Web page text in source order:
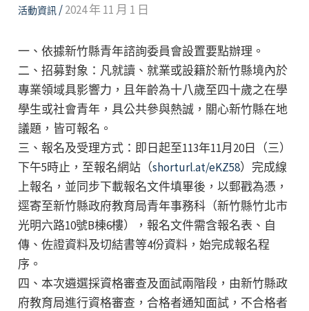
活動資訊/2024 年 11 月 1 日
一、依據新竹縣青年諮詢委員會設置要點辦理。
二、招募對象：凡就讀、就業或設籍於新竹縣境內於
專業領域具影響力，且年齡為十八歲至四十歲之在學
學生或社會青年，具公共參與熱誠，關心新竹縣在地
議題，皆可報名。
三、報名及受理方式：即日起至113年11月20日（三）
下午5時止，至報名網站（shorturl.at/eKZ58）完成線
上報名，並同步下載報名文件填畢後，以郵戳為憑，
逕寄至新竹縣政府教育局青年事務科（新竹縣竹北市
光明六路10號B棟6樓），報名文件需含報名表、自
傳、佐證資料及切結書等4份資料，始完成報名程
序。
四、本次遴選採資格審查及面試兩階段，由新竹縣政
府教育局進行資格審查，合格者通知面試，不合格者